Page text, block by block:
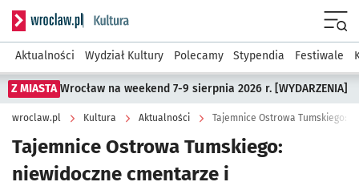
Serwis informacyjny wroclaw.pl podserwis: Kultura
Aktualności Wydział Kultury Polecamy Stypendia Festiwale
Z MIASTA Wrocław na weekend 7-9 sierpnia 2026 r. [WYDARZENIA]
wroclaw.pl Kultura Aktualności Tajemnice Ostrowa Tumskiego:
Tajemnice Ostrowa Tumskiego:
niewidoczne cmentarze i